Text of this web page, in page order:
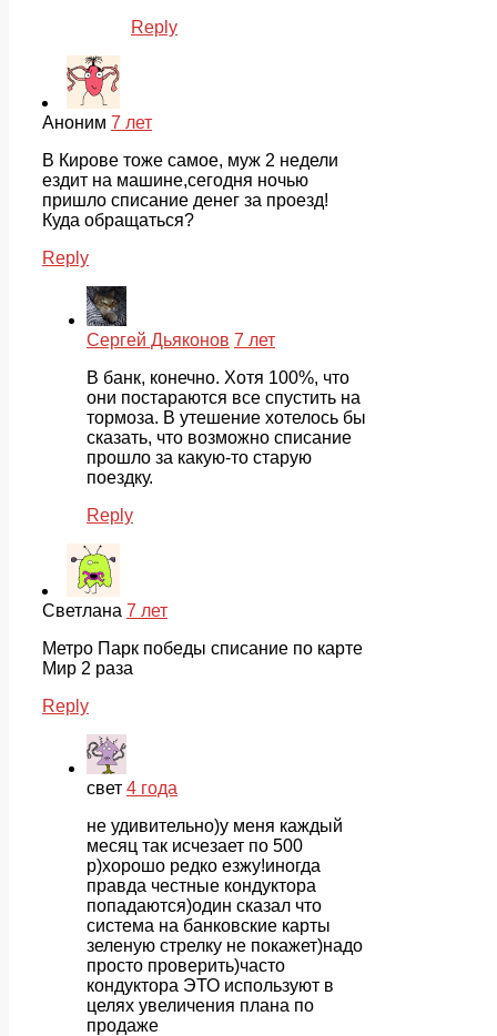
Reply
Аноним 7 лет
В Кирове тоже самое, муж 2 недели
ездит на машине,сегодня ночью
пришло списание денег за проезд!
Куда обращаться?
Reply
Сергей Дьяконов 7 лет
В банк, конечно. Хотя 100%, что
они постараются все спустить на
тормоза. В утешение хотелось бы
сказать, что возможно списание
прошло за какую-то старую
поездку.
Reply
Светлана 7 лет
Метро Парк победы списание по карте
Мир 2 раза
Reply
свет 4 года
не удивительно)у меня каждый
месяц так исчезает по 500
р)хорошо редко езжу!иногда
правда честные кондуктора
попадаются)один сказал что
система на банковские карты
зеленую стрелку не покажет)надо
просто проверить)часто
кондуктора ЭТО используют в
целях увеличения плана по
продаже